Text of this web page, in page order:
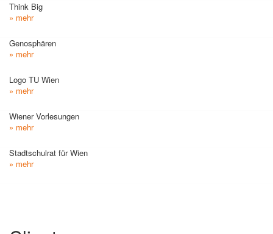
Think Big
» mehr
Genosphären
» mehr
Logo TU Wien
» mehr
Wiener Vorlesungen
» mehr
Stadtschulrat für Wien
» mehr